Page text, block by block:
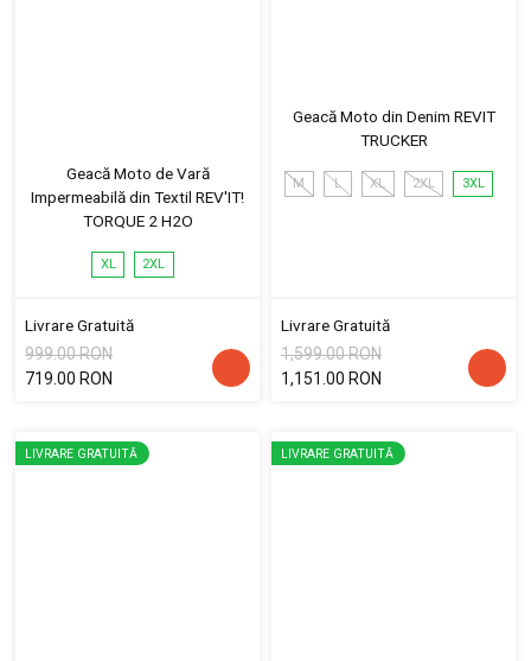
Geacă Moto de Vară
Impermeabilă din Textil REV'IT!
TORQUE 2 H2O
XL 2XL
Livrare Gratuită
999.00 RON
719.00 RON
Geacă Moto din Denim REVIT
TRUCKER
M L XL 2XL 3XL
Livrare Gratuită
1,599.00 RON
1,151.00 RON
LIVRARE GRATUITĂ LIVRARE GRATUITĂ